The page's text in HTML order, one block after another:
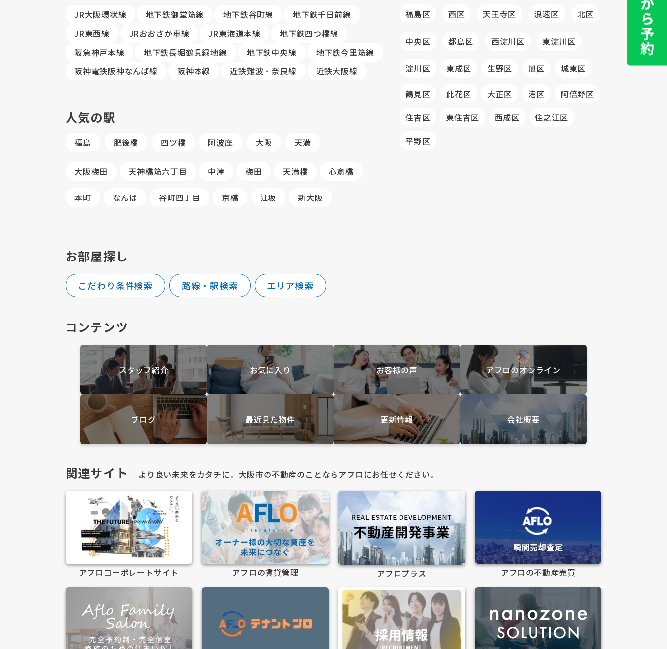
JR大阪環状線 地下鉄御堂筋線 地下鉄谷町線
地下鉄千日前線
JR東西線
JRおおさか車線 JR東海道本線
地下鉄四つ橋線
阪急神戸本線
地下鉄長堀鶴見緑地線 地下鉄中央線
地下鉄今里筋線
阪神電鉄阪神なんば線
阪神本線 近鉄難波・奈良線 近鉄大阪線
人気の駅
福島 肥後橋 四ツ橋 阿波座 大阪 天満
大阪梅田 天神橋筋六丁目 中津 梅田 天満橋 心斎橋
本町 なんば 谷町四丁目 京橋 江坂 新大阪
福島区 西区 天王寺区 浪速区 北区
中央区 都島区 西淀川区 東淀川区
淀川区 東成区 生野区 旭区 城東区
鶴見区 此花区 大正区 港区
阿倍野区
住吉区
東住吉区 西成区
住之江区
平野区
お部屋探し
こだわり条件検索 路線・駅検索 エリア検索
コンテンツ
スタッフ紹介 お気に入り お客様の声 アフロのオンライン
ブログ 最近見た物件 更新情報 会社概要
関連サイト より良い未来をカタチに。大阪市の不動産のことならアフロにお任せください。
アフロコーポレートサイト アフロの賃貸管理 アフロプラス アフロの不動産売買